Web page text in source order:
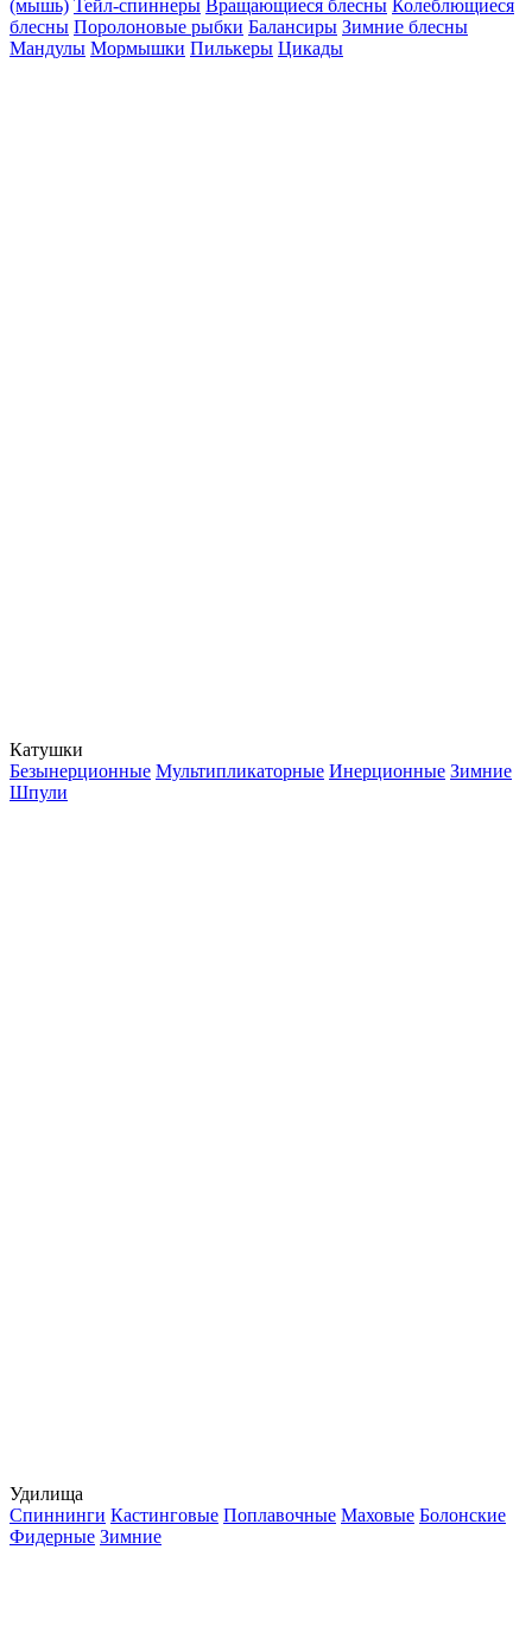
(мышь) Тейл-спиннеры Вращающиеся блесны Колеблющиеся
блесны Поролоновые рыбки Балансиры Зимние блесны
Мандулы Мормышки Пилькеры Цикады
Катушки
Безынерционные Мультипликаторные Инерционные Зимние
Шпули
Удилища
Спиннинги Кастинговые Поплавочные Маховые Болонские
Фидерные Зимние